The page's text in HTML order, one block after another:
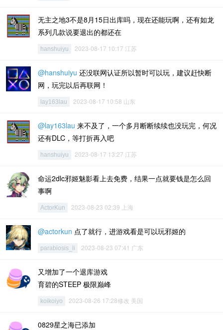
无主之地3不是8月15日出库吗，现在还能玩啊，还有如龙
系列几款说要退出的都还在
hanshuiyu 2023-08-17 10:17 江苏
@hanshuiyu 还没联网认证所以暂时可以玩，建议赶快断
网，玩完以后再联网！
lay163lau 2023-08-17 10:58 山东
@lay163lau 来不及了，一个多月断断续续也没玩完，何况
还有DLC，等打折再入吧
hanshuiyu 2023-08-17 13:27 江苏
命运2dlc邪姬魅影看上去免费，结果一点就要钱是怎么回
事啊
ActorKun 2023-08-23 02:39 上海
@actorkun 点了就行，进游戏看是可以玩邪姬的
parabiosis_li 2023-08-23 07:41 广东
又增加了一个退库游戏
育碧的STEEP 极限巅峰
koikoiyo 2023-08-26 17:28修改 美国
0829星之海已添加